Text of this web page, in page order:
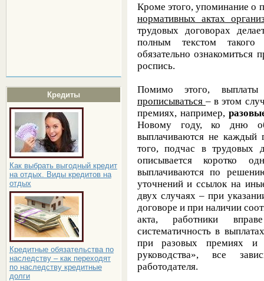
Кредиты
Как выбрать выгодный кредит
на отдых. Виды кредитов на
отдых
Кредитные обязательства по
наследству – как переходят
по наследству кредитные
долги
Кроме этого, упоминание о
нормативных актах
трудовых договорах
полным текстом такого
обязательно ознакомиться
роспись.
Помимо этого,
прописываться – в этом
премиях, например,
Новому году, ко дню
выплачиваются не каждый
того, подчас в трудовых
описывается коротко
выплачиваются по
уточнений и ссылок на
двух случаях – при
договоре и при наличии
акта, работники
систематичность в
при разовых премиях
руководства», все
работодателя.